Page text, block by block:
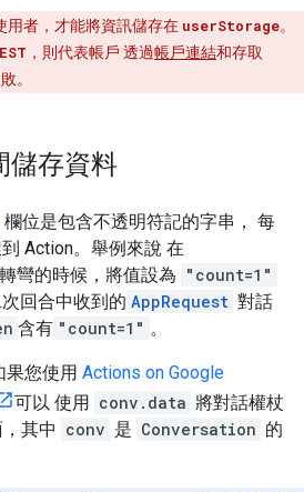
用者，才能將資訊儲存在 userStorage。
，則代表帳戶 透過帳戶連結和存取
。
儲存資料
欄位是包含不透明符記的字串， 每
Action。舉例來說 在
彎的時候，將值設為 "count=1"
回合中收到的 AppRequest 對話
含有 "count=1" 。
果您使用 Actions on Google
可以 使用 conv.data 將對話權杖
其中 conv 是 Conversation 的